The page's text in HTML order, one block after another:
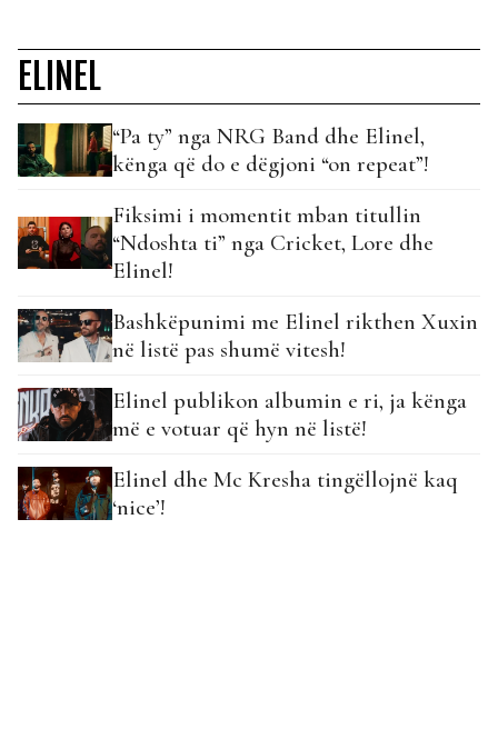
ELINEL
“Pa ty” nga NRG Band dhe Elinel,
kënga që do e dëgjoni “on repeat”!
Fiksimi i momentit mban titullin
“Ndoshta ti” nga Cricket, Lore dhe
Elinel!
Bashkëpunimi me Elinel rikthen Xuxin
në listë pas shumë vitesh!
Elinel publikon albumin e ri, ja kënga
më e votuar që hyn në listë!
Elinel dhe Mc Kresha tingëllojnë kaq
‘nice’!